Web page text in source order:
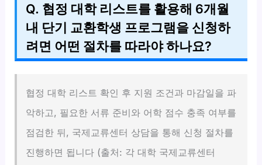
Q. 협정 대학 리스트를 활용해 6개월
내 단기 교환학생 프로그램을 신청하
려면 어떤 절차를 따라야 하나요?
협정 대학 리스트 확인 후 지원 조건과 마감일을 파
악하고, 필요한 서류 준비와 어학 점수 충족 여부를
점검한 뒤, 국제교류센터 상담을 통해 신청 절차를
진행하면 됩니다 (출처: 각 대학 국제교류센터